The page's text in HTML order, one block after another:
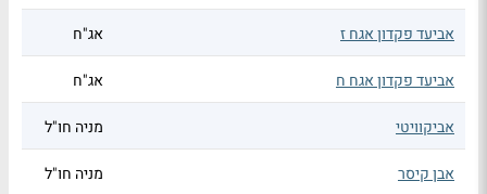
אביעד פקדון אגח ז אג"ח
אביעד פקדון אגח ח אג"ח
אביקוויטי מניה חו"ל
אבן קיסר מניה חו"ל